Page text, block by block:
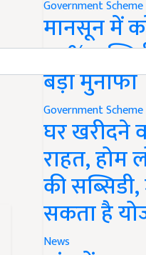
Government Scheme
मानसून में
50%
बड़ा मुनाफा
Government Scheme
घर खरीदने
राहत, होम
की
सकता है
News